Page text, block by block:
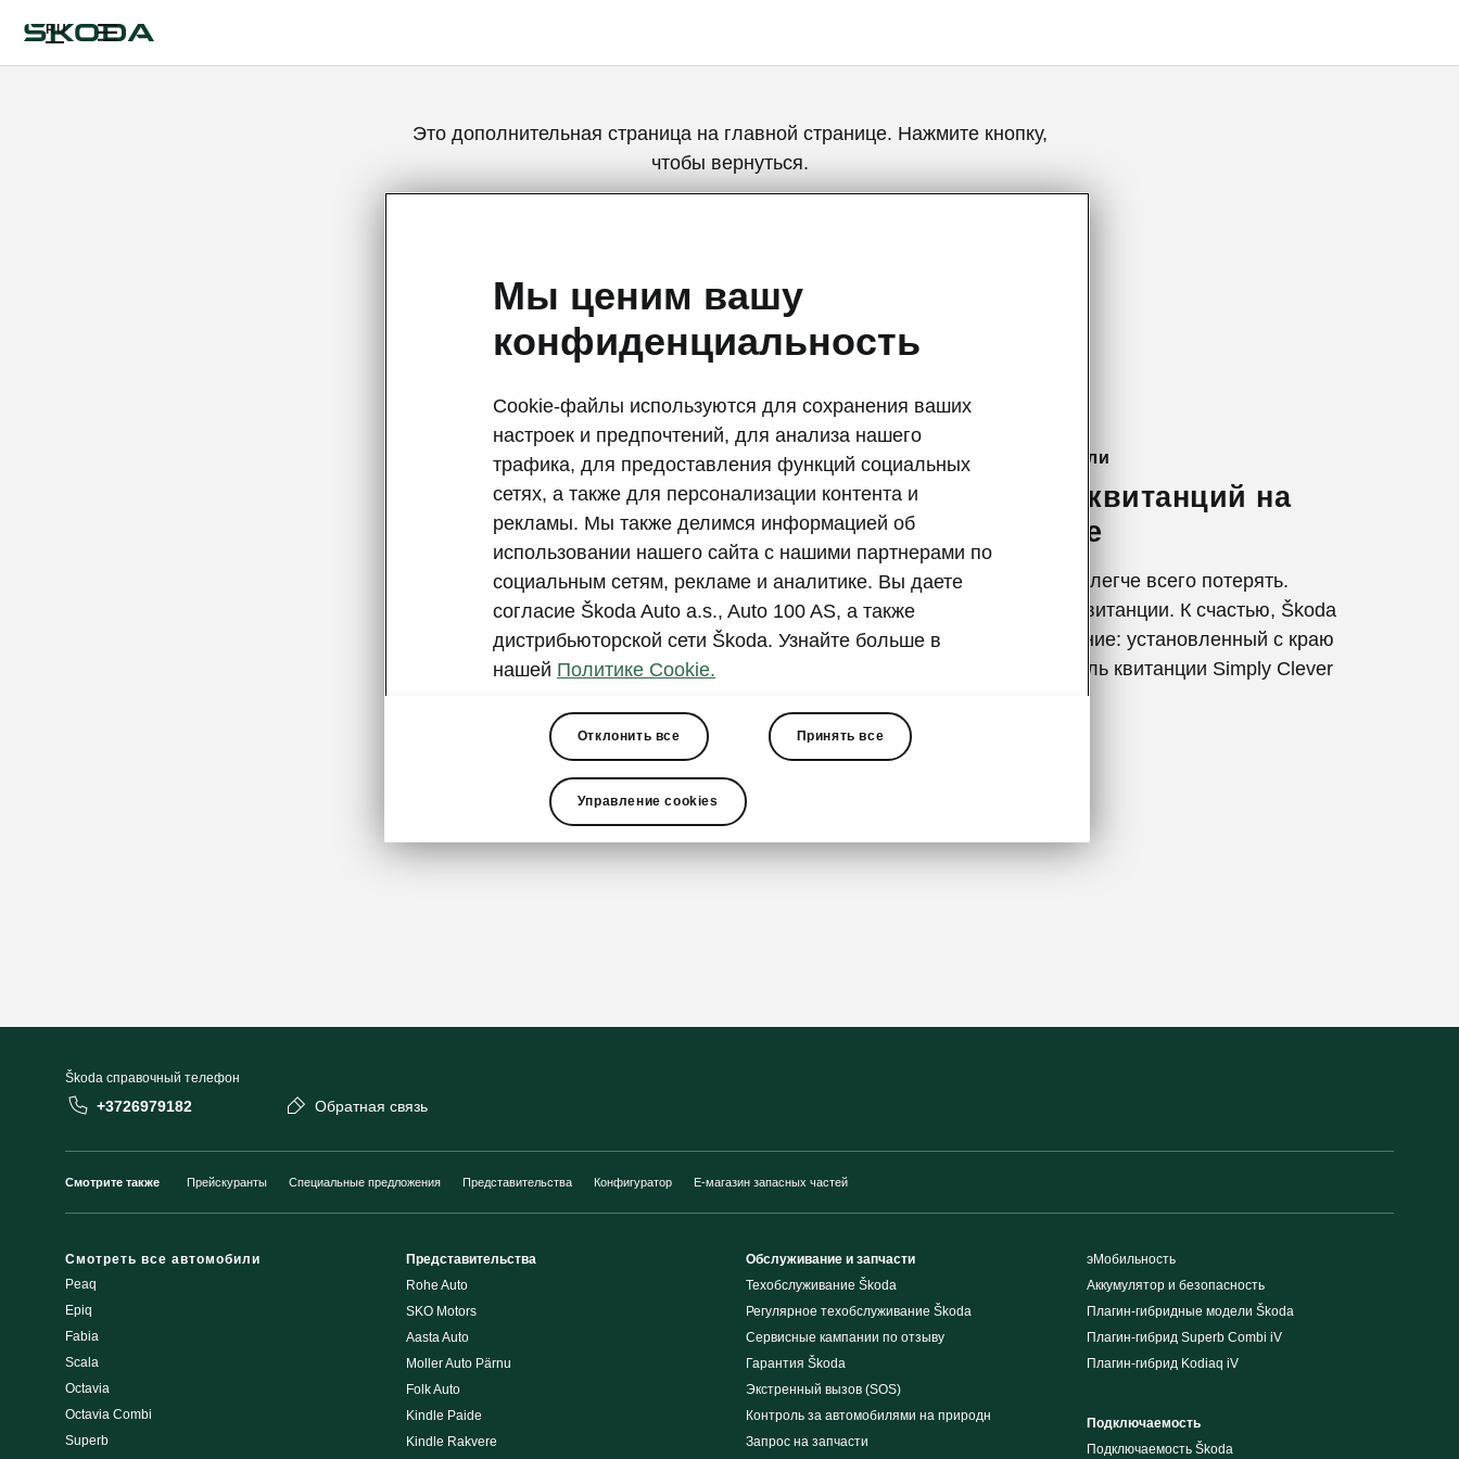
RU
Это дополнительная страница на главной странице. Нажмите кнопку,
чтобы вернуться.
Škoda Kamiq – умные детали
Держатель для квитанций на
передней стойке
Мелкие предметы обычно легче всего потерять.
Например, парковочные квитанции. К счастью, Škoda
предлагает простое решение: установленный с краю
ветрового стекла держатель квитанции Simply Clever
Škoda cправочный телефон
+3726979182 Обратная связь
Смотрите также Прейскуранты Специальные предложения Представительства Конфигуратор E-магазин запасных частей
Смотреть все автомобили
Peaq
Epiq
Fabia
Scala
Octavia
Octavia Combi
Superb
Представительства
Rohe Auto
SKO Motors
Aasta Auto
Moller Auto Pärnu
Folk Auto
Kindle Paide
Kindle Rakvere
Обслуживание и запчасти
Техобслуживание Škoda
Регулярное техобслуживание Škoda
Сервисные кампании по отзыву
Гарантия Škoda
Экстренный вызов (SOS)
Контроль за автомобилями на природн
Запрос на запчасти
эМобильность
Аккумулятор и безопасность
Плагин-гибридные модели Škoda
Плагин-гибрид Superb Combi iV
Плагин-гибрид Kodiaq iV
Подключаемость
Подключаемость Škoda
Мы ценим вашу
конфиденциальность
Cookie-файлы используются для сохранения ваших
настроек и предпочтений, для анализа нашего
трафика, для предоставления функций социальных
сетях, а также для персонализации контента и
рекламы. Мы также делимся информацией об
использовании нашего сайта с нашими партнерами по
социальным сетям, рекламе и аналитике. Вы даете
согласие Škoda Auto a.s., Auto 100 AS, а также
дистрибьюторской сети Škoda. Узнайте больше в
нашей Политике Cookie.
Отклонить все Принять все
Управление cookies